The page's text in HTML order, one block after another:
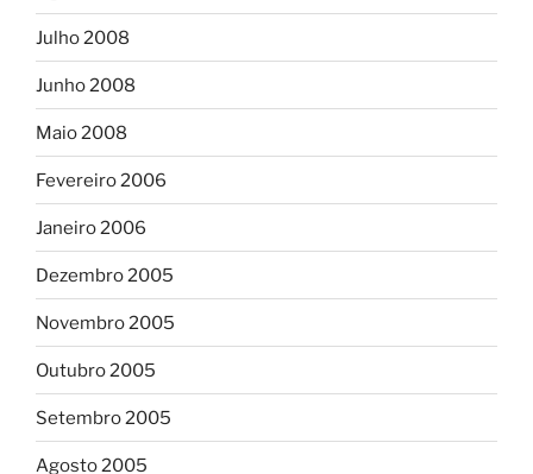
Julho 2008
Junho 2008
Maio 2008
Fevereiro 2006
Janeiro 2006
Dezembro 2005
Novembro 2005
Outubro 2005
Setembro 2005
Agosto 2005